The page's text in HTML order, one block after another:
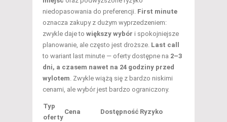
niedopasowania do preferencji. First minute
oznacza zakupy z dużym wyprzedzeniem:
zwykle daje to większy wybór i spokojniejsze
planowanie, ale często jest droższe. Last call
to wariant last minute — oferty dostępne na 2–3
dni, a czasem nawet na 24 godziny przed
wylotem. Zwykle wiążą się z bardzo niskimi
cenami, ale wybór jest bardzo ograniczony.
Typ
oferty
Cena Dostępność Ryzyko